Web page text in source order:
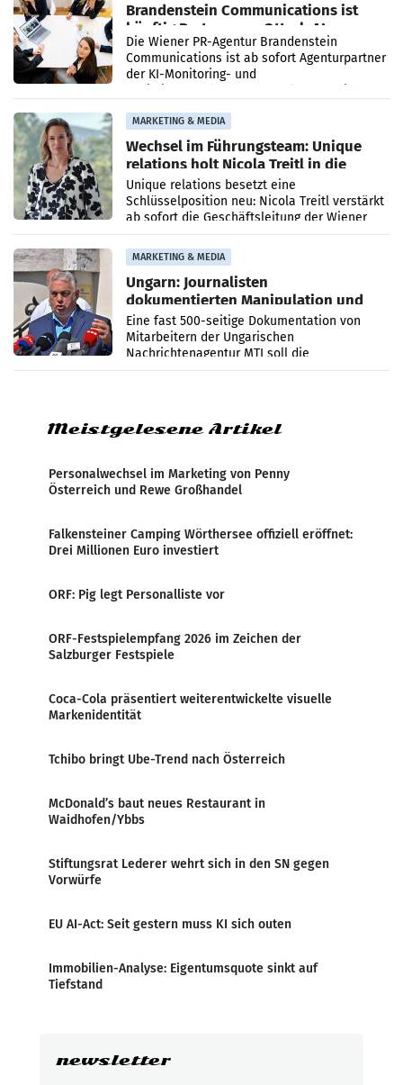
Brandenstein Communications ist
künftig Partner von OtterlyAI
Die Wiener PR-Agentur Brandenstein
Communications ist ab sofort Agenturpartner
der KI-Monitoring- und
MARKETING & MEDIA
Wechsel im Führungsteam: Unique
relations holt Nicola Treitl in die
Geschäftsleitung
Unique relations besetzt eine
Schlüsselposition neu: Nicola Treitl verstärkt
ab sofort die Geschäftsleitung der Wiener
PR-Agentur an der Seite von Josef Kalina und
Anna Kalina-Mahr.
MARKETING & MEDIA
Ungarn: Journalisten
dokumentierten Manipulation und
Zensur
Eine fast 500-seitige Dokumentation von
Mitarbeitern der Ungarischen
Nachrichtenagentur MTI soll die
systematische Nachrichten-Manipulation und
Meistgelesene Artikel
Personalwechsel im Marketing von Penny
Österreich und Rewe Großhandel
Falkensteiner Camping Wörthersee offiziell eröffnet:
Drei Millionen Euro investiert
ORF: Pig legt Personalliste vor
ORF-Festspielempfang 2026 im Zeichen der
Salzburger Festspiele
Coca-Cola präsentiert weiterentwickelte visuelle
Markenidentität
Tchibo bringt Ube-Trend nach Österreich
McDonald’s baut neues Restaurant in
Waidhofen/Ybbs
Stiftungsrat Lederer wehrt sich in den SN gegen
Vorwürfe
EU AI-Act: Seit gestern muss KI sich outen
Immobilien-Analyse: Eigentumsquote sinkt auf
Tiefstand
newsletter